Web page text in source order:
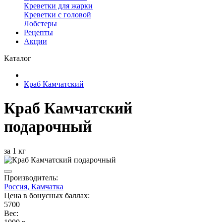
Креветки для жарки
Креветки с головой
Лобстеры
Рецепты
Акции
Каталог
Краб Камчатский
Краб Камчатский
подарочный
за 1 кг
Производитель:
Россия, Камчатка
Цена в бонусных баллах:
5700
Вес: